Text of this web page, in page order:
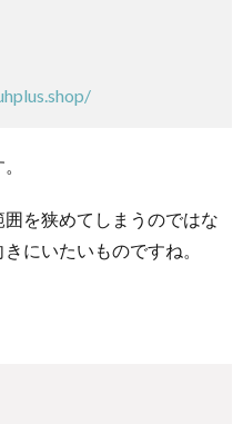
を狭めてしまうのではな
にいたいものですね。